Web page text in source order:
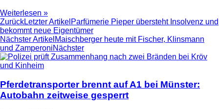
Weiterlesen »
ZurückLetzter Artikel Parfümerie Pieper übersteht Insolvenz und
bekommt neue Eigentümer
Nächster Artikel Maischberger heute mit Fischer, Klinsmann
und ZamperoniNächster
Pferdetransporter brennt auf A1 bei Münster:
Autobahn zeitweise gesperrt